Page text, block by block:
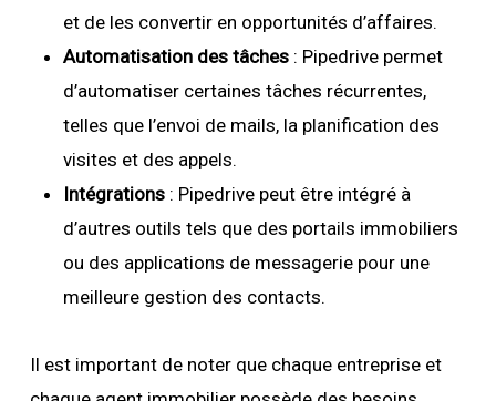
et de les convertir en opportunités d’affaires.
Automatisation des tâches: Pipedrive permet
d’automatiser certaines tâches récurrentes,
telles que l’envoi de mails, la planification des
visites et des appels.
Intégrations: Pipedrive peut être intégré à
d’autres outils tels que des portails immobiliers
ou des applications de messagerie pour une
meilleure gestion des contacts.
Il est important de noter que chaque entreprise et